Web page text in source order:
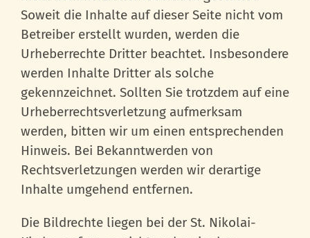
Soweit die Inhalte auf dieser Seite nicht vom
Betreiber erstellt wurden, werden die
Urheberrechte Dritter beachtet. Insbesondere
werden Inhalte Dritter als solche
gekennzeichnet. Sollten Sie trotzdem auf eine
Urheberrechtsverletzung aufmerksam
werden, bitten wir um einen entsprechenden
Hinweis. Bei Bekanntwerden von
Rechtsverletzungen werden wir derartige
Inhalte umgehend entfernen.
Die Bildrechte liegen bei der St. Nikolai-